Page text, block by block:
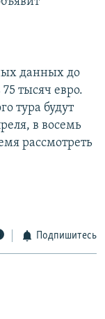
данных до
тысяч евро.
тура будут
в восемь
рассмотреть
Подпишитесь